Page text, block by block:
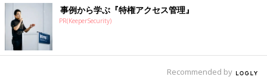
事例から学ぶ『特権アクセス管理』
PR(KeeperSecurity)
Recommended by